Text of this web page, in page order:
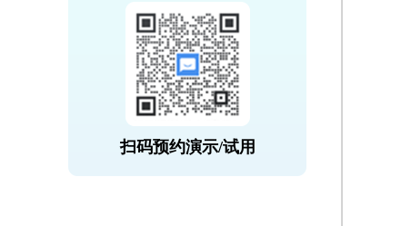
扫码预约演示/试用